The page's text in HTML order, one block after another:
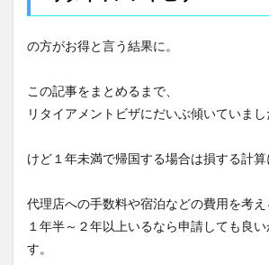
の方がお得と言う結果に。
この記事をまとめるまで、
リタイアメントビザにだいぶ傾いていまし
けど１年未満で帰国する場合は損する計算
代理店への手数料や宿泊などの費用を考え
１年半～２年以上いるなら申請しても良
す。